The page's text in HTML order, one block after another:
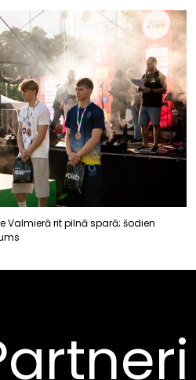
Valmierā rit pilnā sparā; šodien